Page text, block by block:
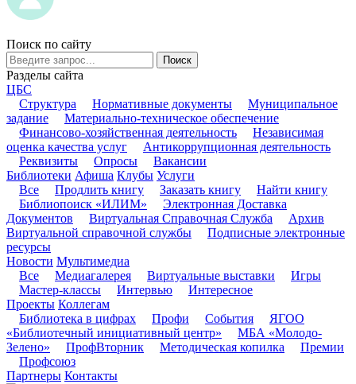
Поиск по сайту
Поиск
Разделы сайта
ЦБС
Структура
Нормативные документы
Муниципальное
задание
Материально-техническое обеспечение
Финансово-хозяйственная деятельность
Независимая
оценка качества услуг
Антикоррупционная деятельность
Реквизиты
Опросы
Вакансии
Библиотеки Афиша Клубы Услуги
Все
Продлить книгу Заказать книгу
Найти книгу
Библиопоиск «ИЛИМ»
Электронная Доставка
Документов
Виртуальная Справочная Служба
Архив
Виртуальной справочной службы
Подписные электронные
ресурсы
Новости Мультимедиа
Все
Медиагалерея Виртуальные выставки
Игры
Мастер-классы
Интервью
Интересное
Проекты Коллегам
Библиотека в цифрах
Профи События
ЯГОО
«Библиотечный инициативный центр»
МБА «Молодо-
Зелено»
ПрофВторник Методическая копилка
Премии
Профсоюз
Партнеры Контакты